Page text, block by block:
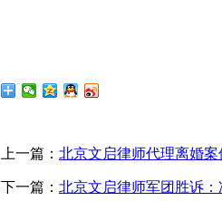
上一篇： 北京文启律师代理离婚
下一篇： 北京文启律师军团胜诉